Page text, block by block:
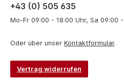
+43 (0) 505 635
Mo-Fr 09:00 - 18:00 Uhr, Sa 09:00
Oder über unser Kontaktformular.
Vertrag widerrufen